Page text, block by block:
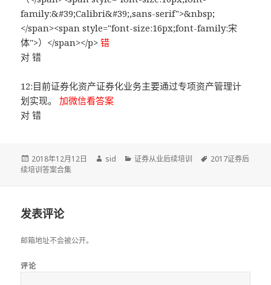
family:&#39;Calibri&#39;,sans-serif">&nbsp;
</span><span style="font-size:16px;font-family:宋
体">）</span></p>错
对 错
12:目前证券化资产证券化业务主要通过专项资产管理计
划实现。加微信看答案
对 错
发
布
2018年12月12日
作
sid
分
证券从业后续培训
标
2017证券后
续培训答案合集
发表评论
邮箱地址不会被公开。
评论